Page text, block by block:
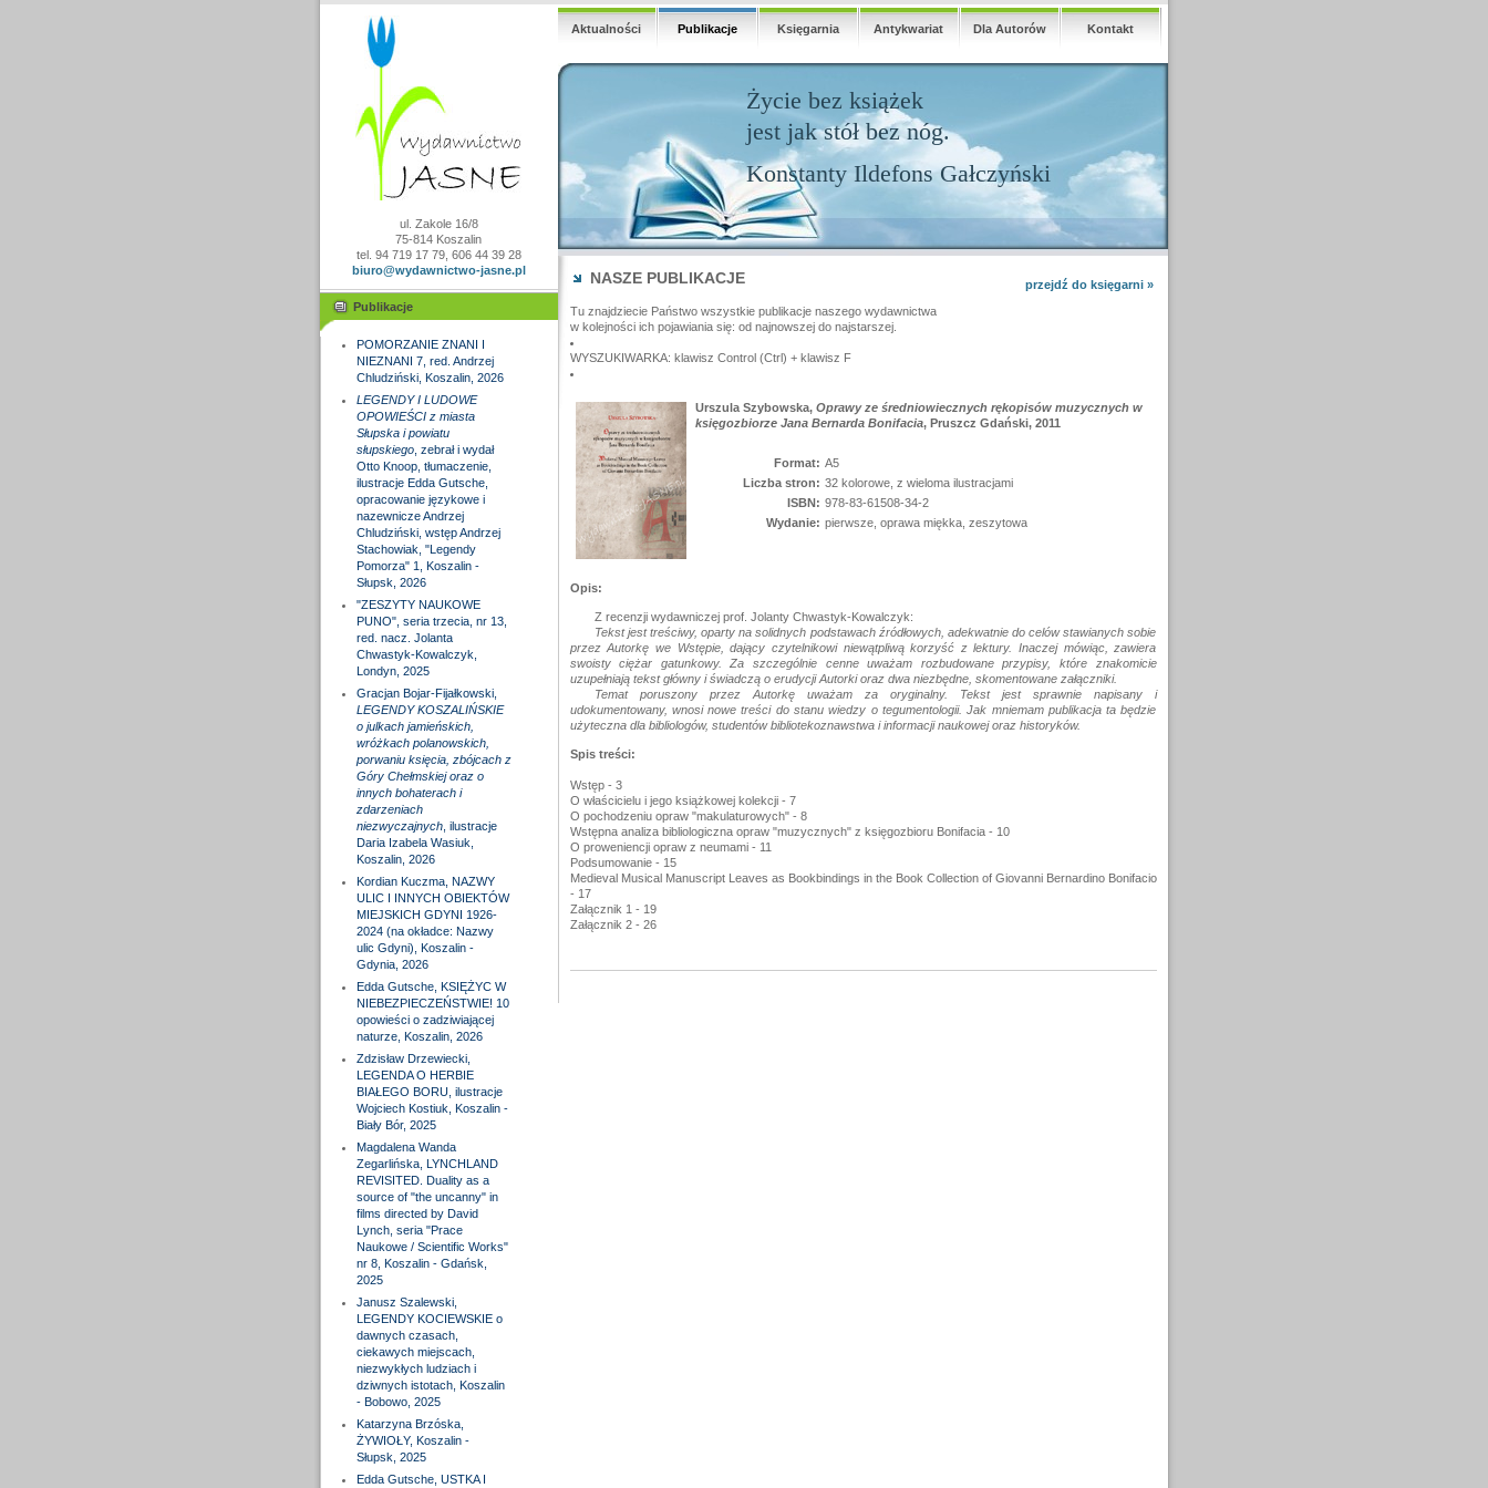
ul. Zakole 16/8
75-814 Koszalin
tel. 94 719 17 79, 606 44 39 28
biuro@wydawnictwo-jasne.pl
Publikacje
POMORZANIE ZNANI I
NIEZNANI 7, red. Andrzej
Chludziński, Koszalin, 2026
LEGENDY I LUDOWE
OPOWIEŚCI z miasta
Słupska i powiatu
słupskiego, zebrał i wydał
Otto Knoop, tłumaczenie,
ilustracje Edda Gutsche,
opracowanie językowe i
nazewnicze Andrzej
Chludziński, wstęp Andrzej
Stachowiak, "Legendy
Pomorza" 1, Koszalin -
Słupsk, 2026
"ZESZYTY NAUKOWE
PUNO", seria trzecia, nr 13,
red. nacz. Jolanta
Chwastyk-Kowalczyk,
Londyn, 2025
Gracjan Bojar-Fijałkowski,
LEGENDY KOSZALIŃSKIE
o julkach jamieńskich,
wróżkach polanowskich,
porwaniu księcia, zbójcach z
Góry Chełmskiej oraz o
innych bohaterach i
zdarzeniach
niezwyczajnych, ilustracje
Daria Izabela Wasiuk,
Koszalin, 2026
Kordian Kuczma, NAZWY
ULIC I INNYCH OBIEKTÓW
MIEJSKICH GDYNI 1926-
2024 (na okładce: Nazwy
ulic Gdyni), Koszalin -
Gdynia, 2026
Edda Gutsche, KSIĘŻYC W
NIEBEZPIECZEŃSTWIE! 10
opowieści o zadziwiającej
naturze, Koszalin, 2026
Zdzisław Drzewiecki,
LEGENDA O HERBIE
BIAŁEGO BORU, ilustracje
Wojciech Kostiuk, Koszalin -
Biały Bór, 2025
Magdalena Wanda
Zegarlińska, LYNCHLAND
REVISITED. Duality as a
source of "the uncanny" in
films directed by David
Lynch, seria "Prace
Naukowe / Scientific Works"
nr 8, Koszalin - Gdańsk,
2025
Janusz Szalewski,
LEGENDY KOCIEWSKIE o
dawnych czasach,
ciekawych miejscach,
niezwykłych ludziach i
dziwnych istotach, Koszalin
- Bobowo, 2025
Katarzyna Brzóska,
ŻYWIOŁY, Koszalin -
Słupsk, 2025
Edda Gutsche, USTKA I
Aktualności Publikacje Księgarnia Antykwariat Dla Autorów Kontakt
Życie bez książek
jest jak stół bez nóg.
Konstanty Ildefons Gałczyński
NASZE PUBLIKACJE
przejdź do księgarni »
Tu znajdziecie Państwo wszystkie publikacje naszego wydawnictwa
w kolejności ich pojawiania się: od najnowszej do najstarszej.
WYSZUKIWARKA: klawisz Control (Ctrl) + klawisz F
Urszula Szybowska, Oprawy ze średniowiecznych rękopisów muzycznych w
księgozbiorze Jana Bernarda Bonifacia, Pruszcz Gdański, 2011
Format: A5
Liczba stron: 32 kolorowe, z wieloma ilustracjami
ISBN: 978-83-61508-34-2
Wydanie: pierwsze, oprawa miękka, zeszytowa
Opis:
Z recenzji wydawniczej prof. Jolanty Chwastyk-Kowalczyk:
Tekst jest treściwy, oparty na solidnych podstawach źródłowych, adekwatnie do celów stawianych sobie
przez Autorkę we Wstępie, dający czytelnikowi niewątpliwą korzyść z lektury. Inaczej mówiąc, zawiera
swoisty ciężar gatunkowy. Za szczególnie cenne uważam rozbudowane przypisy, które znakomicie
uzupełniają tekst główny i świadczą o erudycji Autorki oraz dwa niezbędne, skomentowane załączniki.
Temat poruszony przez Autorkę uważam za oryginalny. Tekst jest sprawnie napisany i
udokumentowany, wnosi nowe treści do stanu wiedzy o tegumentologii. Jak mniemam publikacja ta będzie
użyteczna dla bibliologów, studentów bibliotekoznawstwa i informacji naukowej oraz historyków.
Spis treści:
Wstęp - 3
O właścicielu i jego książkowej kolekcji - 7
O pochodzeniu opraw "makulaturowych" - 8
Wstępna analiza bibliologiczna opraw "muzycznych" z księgozbioru Bonifacia - 10
O proweniencji opraw z neumami - 11
Podsumowanie - 15
Medieval Musical Manuscript Leaves as Bookbindings in the Book Collection of Giovanni Bernardino Bonifacio
- 17
Załącznik 1 - 19
Załącznik 2 - 26